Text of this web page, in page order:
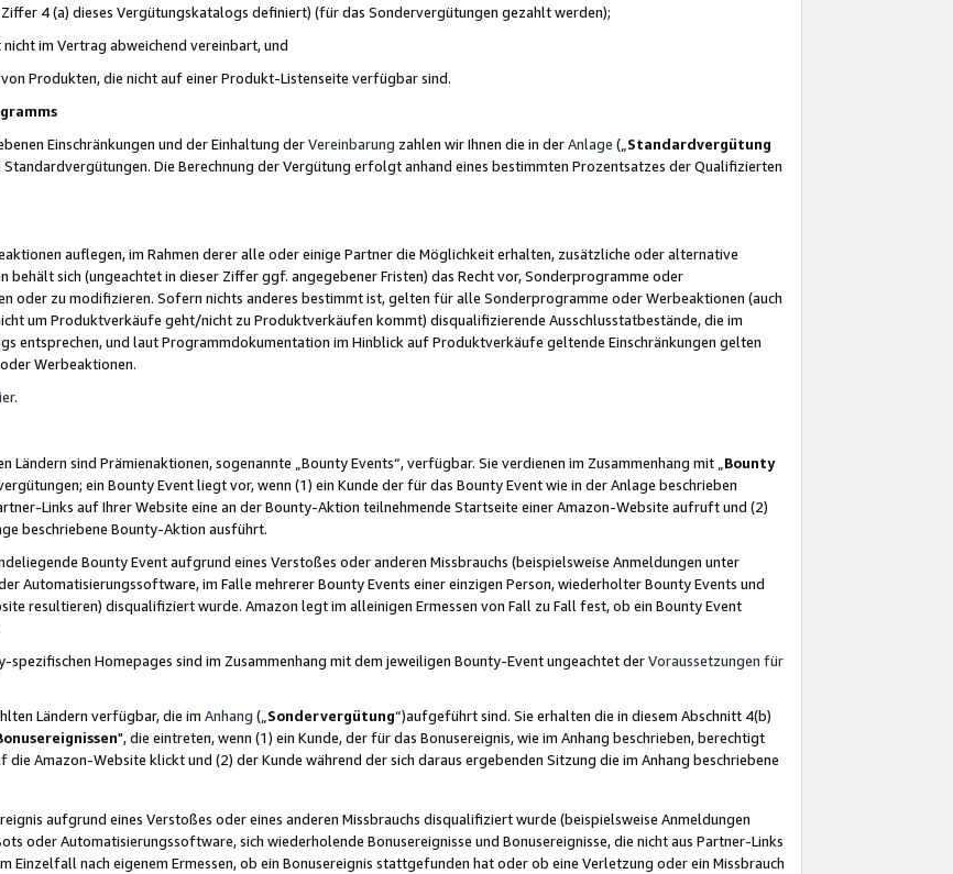
4 (a) dieses Vergütungskatalogs definiert) (für das Sondervergütungen gezahlt werden);
im Vertrag abweichend vereinbart, und
Produkten, die nicht auf einer Produkt-Listenseite verfügbar sind.
Einschränkungen und der Einhaltung derVereinbarung zahlen wir Ihnen die in derAnlage („ Standardvergütung
Standardvergütungen. Die Berechnung der Vergütung erfolgt anhand eines bestimmten Prozentsatzes der Qualifizierten
auflegen, im Rahmen derer alle oder einige Partner die Möglichkeit erhalten, zusätzliche oder alternative
behält sich (ungeachtet in dieser Ziffer ggf. angegebener Fristen) das Recht vor, Sonderprogramme oder
oder zu modifizieren. Sofern nichts anderes bestimmt ist, gelten für alle Sonderprogramme oder Werbeaktionen (auch
um Produktverkäufe geht/nicht zu Produktverkäufen kommt) disqualifizierende Ausschlusstatbestände, die im
entsprechen, und laut Programmdokumentation im Hinblick auf Produktverkäufe geltende Einschränkungen gelten
Werbeaktionen.
.
Ländern sind Prämienaktionen, sogenannte „Bounty Events“, verfügbar. Sie verdienen im Zusammenhang mit „ Bounty
ein Bounty Event liegt vor, wenn (1) ein Kunde der für das Bounty Event wie in der Anlage beschrieben
Links auf Ihrer Website eine an der Bounty-Aktion teilnehmende Startseite einer Amazon-Website aufruft und (2)
beschriebene Bounty-Aktion ausführt.
Bounty Event aufgrund eines Verstoßes oder anderen Missbrauchs (beispielsweise Anmeldungen unter
Automatisierungssoftware, im Falle mehrerer Bounty Events einer einzigen Person, wiederholter Bounty Events und
resultieren) disqualifiziert wurde. Amazon legt im alleinigen Ermessen von Fall zu Fall fest, ob ein Bounty Event
Homepages sind im Zusammenhang mit dem jeweiligen Bounty-Event ungeachtet derVoraussetzungen für
Ländern verfügbar, die im Anhang („ Sondervergütung“)aufgeführt sind. Sie erhalten die in diesem Abschnitt 4(b)
", die eintreten, wenn (1) ein Kunde, der für das Bonusereignis, wie im Anhang beschrieben, berechtigt
die Amazon-Website klickt und (2) der Kunde während der sich daraus ergebenden Sitzung die im Anhang beschriebene
aufgrund eines Verstoßes oder eines anderen Missbrauchs disqualifiziert wurde (beispielsweise Anmeldungen
oder Automatisierungssoftware, sich wiederholende Bonusereignisse und Bonusereignisse, die nicht aus Partner-Links
Einzelfall nach eigenem Ermessen, ob ein Bonusereignis stattgefunden hat oder ob eine Verletzung oder ein Missbrauch